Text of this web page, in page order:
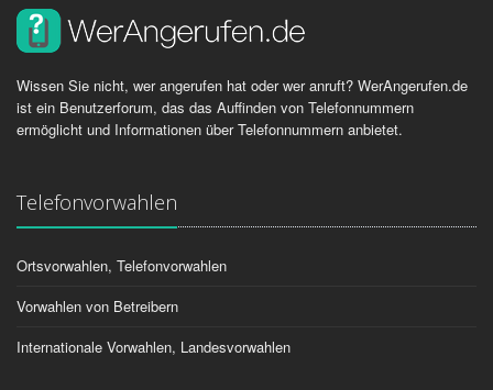
Wissen Sie nicht, wer angerufen hat oder wer anruft? WerAngerufen.de
ist ein Benutzerforum, das das Auffinden von Telefonnummern
ermöglicht und Informationen über Telefonnummern anbietet.
Telefonvorwahlen
Ortsvorwahlen, Telefonvorwahlen
Vorwahlen von Betreibern
Internationale Vorwahlen, Landesvorwahlen